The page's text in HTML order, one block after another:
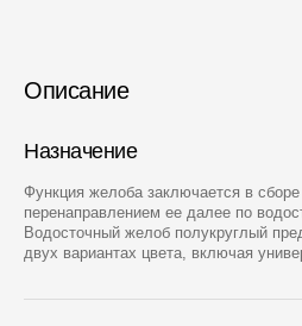
Описание
Назначение
Функция желоба заключается в
перенаправлением ее далее по
Водосточный желоб полукруглый
двух вариантах цвета, включая